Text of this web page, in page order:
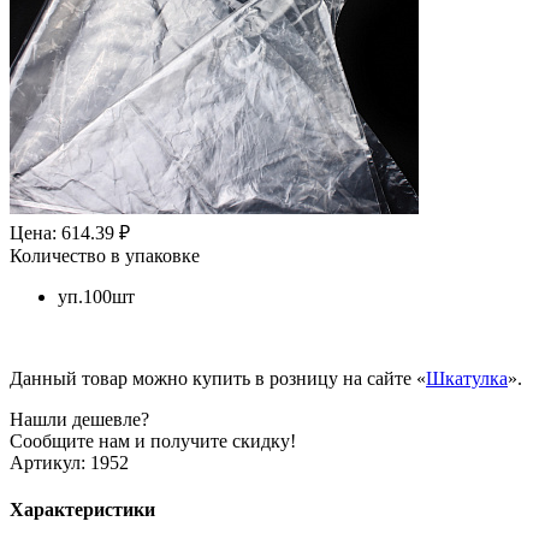
Цена: 614.39 ₽
Количество в упаковке
уп.100шт
Данный товар можно купить в розницу на сайте «Шкатулка».
Нашли дешевле?
Сообщите нам и получите скидку!
Артикул: 1952
Характеристики